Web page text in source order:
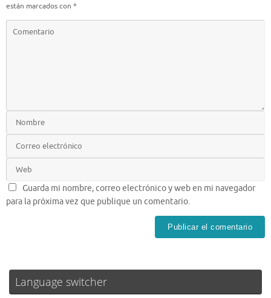
están marcados con *
Guarda mi nombre, correo electrónico y web en mi navegador
para la próxima vez que publique un comentario.
Language switcher